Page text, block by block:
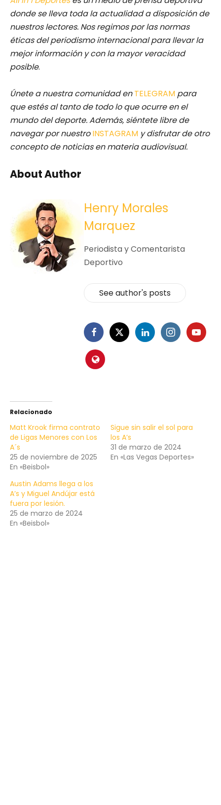
donde se lleva toda la actualidad a disposición de
nuestros lectores. Nos regimos por las normas
éticas del periodismo internacional para llevar la
mejor información y con la mayor veracidad
posible.
Únete a nuestra comunidad enTELEGRAM para
que estés al tanto de todo lo que ocurre en el
mundo del deporte. Además, siéntete libre de
navegar por nuestro INSTAGRAM y disfrutar de otro
concepto de noticias en materia audiovisual.
About Author
Henry Morales
Marquez
Periodista y Comentarista
Deportivo
See author's posts
Relacionado
Matt Krook firma contrato
de Ligas Menores con Los
A´s
25 de noviembre de 2025
En «Beisbol»
Sigue sin salir el sol para
los A’s
31 de marzo de 2024
En «Las Vegas Deportes»
Austin Adams llega a los
A’s y Miguel Andújar está
fuera por lesión.
25 de marzo de 2024
En «Beisbol»